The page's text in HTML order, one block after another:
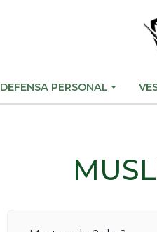
DEFENSA PERSONAL